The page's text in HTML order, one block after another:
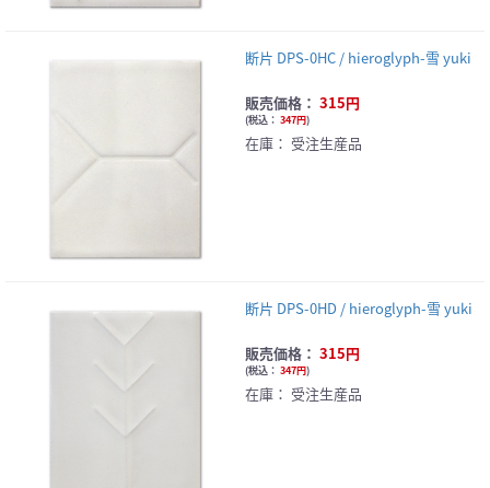
断片 DPS-0HC / hieroglyph-雪 yuki
販売価格： 315円
(税込： 347円)
在庫： 受注生産品
断片 DPS-0HD / hieroglyph-雪 yuki
販売価格： 315円
(税込： 347円)
在庫： 受注生産品